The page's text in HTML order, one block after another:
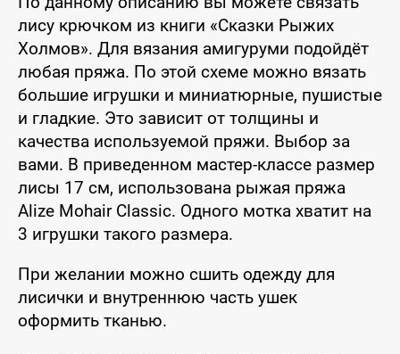
лису крючком из книги «Сказки Рыжих
Холмов». Для вязания амигуруми подойдёт
любая пряжа. По этой схеме можно вязать
большие игрушки и миниатюрные, пушистые
и гладкие. Это зависит от толщины и
качества используемой пряжи. Выбор за
вами. В приведенном мастер-классе размер
лисы 17 см, использована рыжая пряжа
Alize Mohair Classic. Одного мотка хватит на
3 игрушки такого размера.
При желании можно сшить одежду для
лисички и внутреннюю часть ушек
оформить тканью.